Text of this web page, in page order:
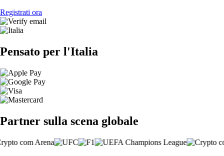
Registrati ora
Pensato per l'Italia
Partner sulla scena globale